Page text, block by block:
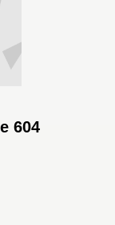
604